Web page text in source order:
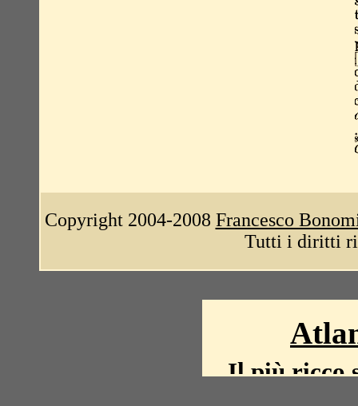
Copyright 2004-2008 Francesco
Tutti i diritti
Il più ricco